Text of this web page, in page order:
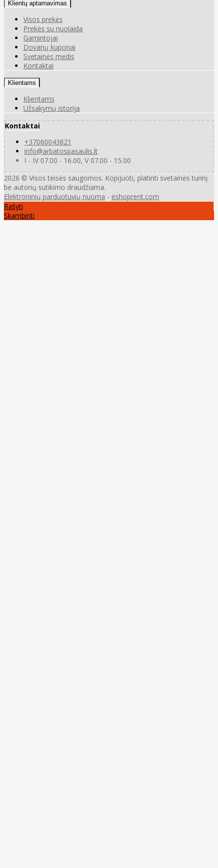
Klientų aptarnavimas
Visos prekės
Prekės su nuolaida
Gamintojai
Dovanų kuponai
Svetainės medis
Kontaktai
Klientams
Klientams
Užsakymų istorija
Kontaktai
+37060043821
info@arbatospasaulis.lt
I - IV 07.00 - 16.00, V 07.00 - 15.00
2026 © Visos teisės saugomos. Kopijuoti, platinti svetainės turinį
be autorių sutikimo draudžiama.
Elektroninių parduotuvių nuoma - eshoprent.com
Rašyti
Skambinti